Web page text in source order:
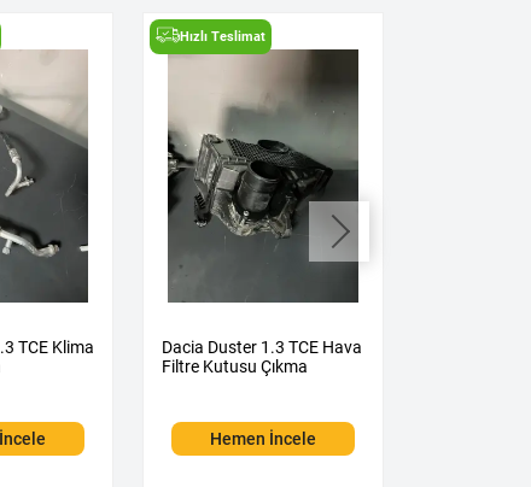
TCE Klima
Hızlı Teslimat
Dacia Duster 1.3 TCE Hava
Filtre Kutusu Çıkma
Hemen İncele